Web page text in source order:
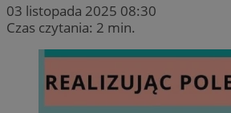
03 listopada 2025 08:30
Czas czytania: 2 min.